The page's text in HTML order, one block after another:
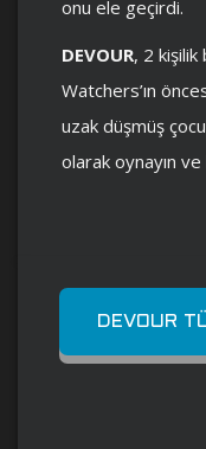
onu ele geçirdi.
DEVOUR, 2
Watchers’ın
uzak düşmüş
olarak oynayın ve
DEVOUR